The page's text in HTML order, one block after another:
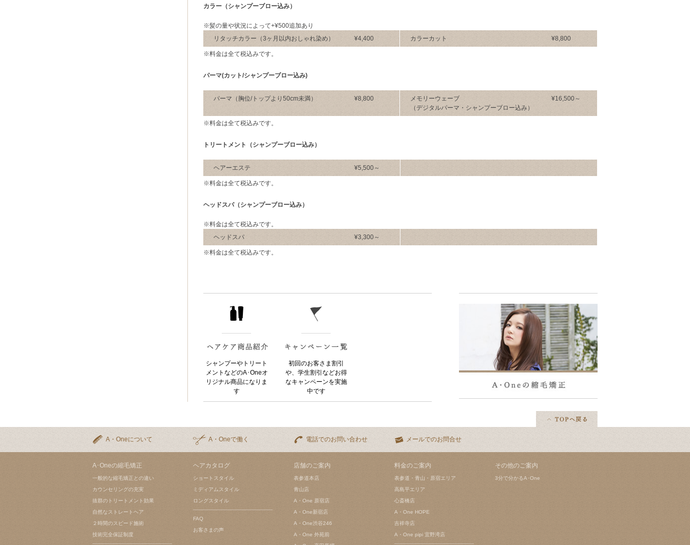
カラー（シャンプーブロー込み）
※髪の量や状況によって+¥500追加あり
リタッチカラー（3ヶ月以内おしゃれ染め）
¥4,400 カラーカット ¥8,800
※料金は全て税込みです。
パーマ(カット/シャンプーブロー込み)
パーマ（胸位/トップより50cm未満） ¥8,800
メモリーウェーブ
（デジタルパーマ・シャンプーブロー込み）
¥16,500～
※料金は全て税込みです。
トリートメント（シャンプーブロー込み）
ヘアーエステ ¥5,500～
※料金は全て税込みです。
ヘッドスパ（シャンプーブロー込み）
※料金は全て税込みです。
ヘッドスパ
¥3,300～
※料金は全て税込みです。
シャンプーやトリート
メントなどのA･Oneオ
リジナル商品になりま
す
初回のお客さま割引
や、学生割引などお得
なキャンペーンを実施
中です
A・Oneについて A・Oneで働く 電話でのお問い合わせ メールでのお問合せ
A･Oneの縮毛矯正
一般的な縮毛矯正との違い
カウンセリングの充実
抜群のトリートメント効果
自然なストレートヘア
２時間のスピード施術
技術完全保証制度
ヘアカタログ
ショートスタイル
ミディアムスタイル
ロングスタイル
FAQ
お客さまの声
店舗のご案内
表参道本店
青山店
A・One 原宿店
A・One新宿店
A・One渋谷246
A・One 外苑前
料金のご案内
表参道・青山・原宿エリア
高島平エリア
心斎橋店
A・One HOPE
吉祥寺店
A・One pipi 宜野湾店
その他のご案内
3分で分かるA･One